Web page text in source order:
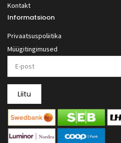
Kontakt
Informatsioon
Privaatsuspoliitika
Müügitingimused
Liitu